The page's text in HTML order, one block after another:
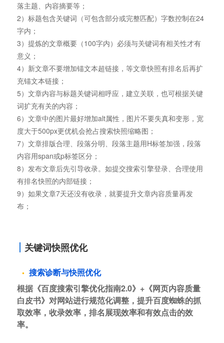
落主题、内容摘要等；
2）标题包含关键词（可包含部分或完整匹配）字数控制在24
字内；
3）提炼的文章概要（100字内）必须与关键词有相关性才有
意义；
4）新文章不要增加锚文本超链接，等文章快照有排名后再扩
充锚文本链接；
5）文章内容与标题关键词相呼应，建立关联，也可根据关键
词扩充有关的内容；
6）文章中的图片最好增加alt属性，图片不要失真和变形，宽
度大于500px更优机会抢占搜索快照缩略图；
7）文章排版合理、段落分明、段落主题用H标签加强，段落
内容用span或p标签区分；
8）发布文章后先引导收录。如提交搜索引擎登录、合理使用
有排名快照的内部链接；
9）如果文章7天还没有收录，就要提升文章内容质量再发
布；
关键词快照优化
搜索诊断与快照优化
根据《百度搜索引擎优化指南2.0》+《网页内容质量
白皮书》对网站进行规范化调整，提升百度蜘蛛的抓
取效率，收录效率，排名展现效率和有效点击的效
率。